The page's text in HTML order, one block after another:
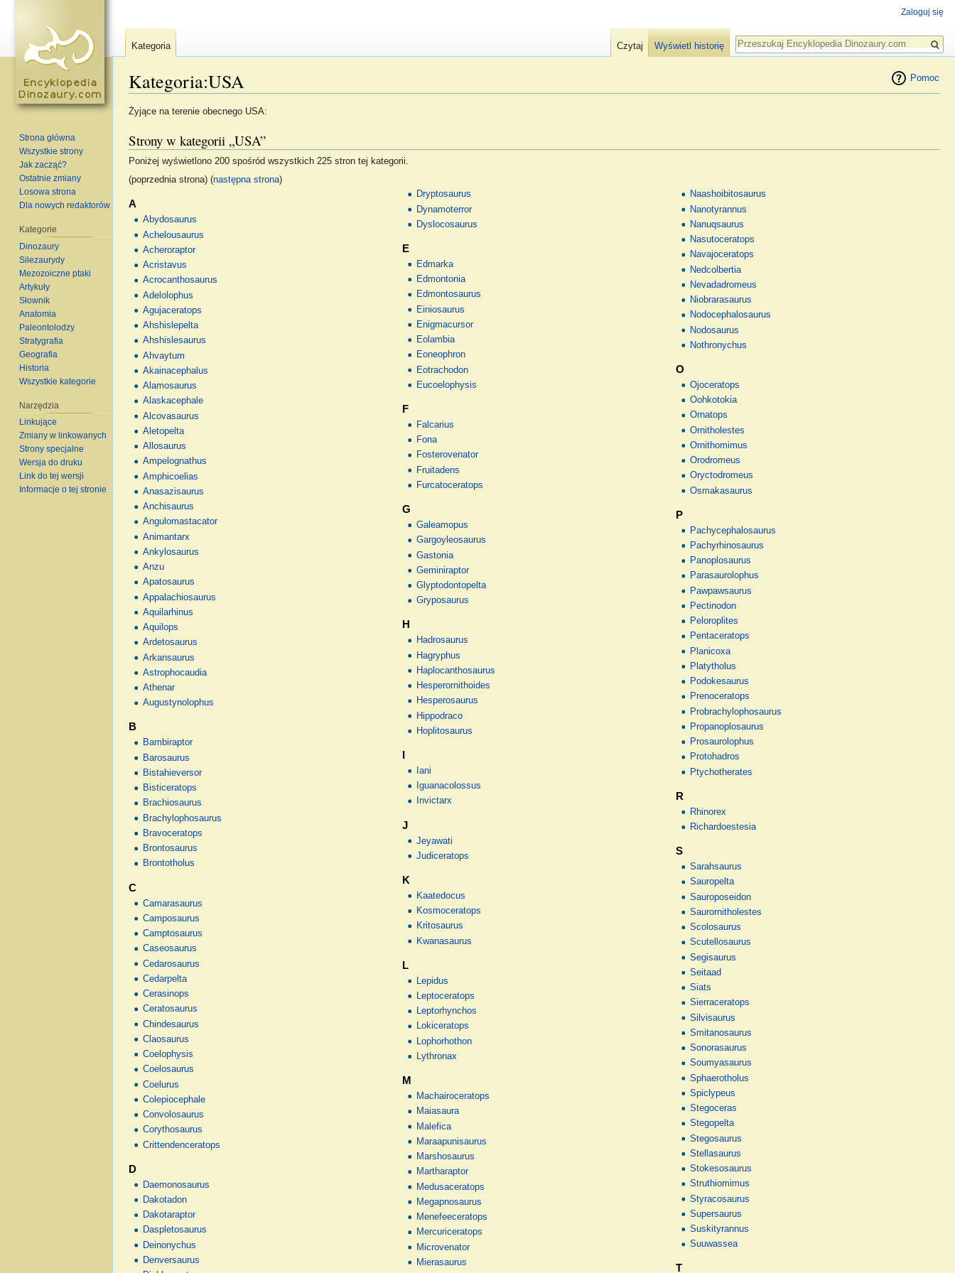
Pomoc
Kategoria:USA
Żyjące na terenie obecnego USA:
Strony w kategorii „USA”
Poniżej wyświetlono 200 spośród wszystkich 225 stron tej kategorii.
(poprzednia strona) (następna strona)
A
Abydosaurus
Achelousaurus
Acheroraptor
Acristavus
Acrocanthosaurus
Adelolophus
Agujaceratops
Ahshislepelta
Ahshislesaurus
Ahvaytum
Akainacephalus
Alamosaurus
Alaskacephale
Alcovasaurus
Aletopelta
Allosaurus
Ampelognathus
Amphicoelias
Anasazisaurus
Anchisaurus
Angulomastacator
Animantarx
Ankylosaurus
Anzu
Apatosaurus
Appalachiosaurus
Aquilarhinus
Aquilops
Ardetosaurus
Arkansaurus
Astrophocaudia
Athenar
Augustynolophus
B
Bambiraptor
Barosaurus
Bistahieversor
Bisticeratops
Brachiosaurus
Brachylophosaurus
Bravoceratops
Brontosaurus
Brontotholus
C
Camarasaurus
Camposaurus
Camptosaurus
Caseosaurus
Cedarosaurus
Cedarpelta
Cerasinops
Ceratosaurus
Chindesaurus
Claosaurus
Coelophysis
Coelosaurus
Coelurus
Colepiocephale
Convolosaurus
Corythosaurus
Crittendenceratops
D
Daemonosaurus
Dakotadon
Dakotaraptor
Daspletosaurus
Deinonychus
Denversaurus
Dryptosaurus
Dynamoterror
Dyslocosaurus
E
Edmarka
Edmontonia
Edmontosaurus
Einiosaurus
Enigmacursor
Eolambia
Eoneophron
Eotrachodon
Eucoelophysis
F
Falcarius
Fona
Fosterovenator
Fruitadens
Furcatoceratops
G
Galeamopus
Gargoyleosaurus
Gastonia
Geminiraptor
Glyptodontopelta
Gryposaurus
H
Hadrosaurus
Hagryphus
Haplocanthosaurus
Hesperornithoides
Hesperosaurus
Hippodraco
Hoplitosaurus
I
Iani
Iguanacolossus
Invictarx
J
Jeyawati
Judiceratops
K
Kaatedocus
Kosmoceratops
Kritosaurus
Kwanasaurus
L
Lepidus
Leptoceratops
Leptorhynchos
Lokiceratops
Lophorhothon
Lythronax
M
Machairoceratops
Maiasaura
Malefica
Maraapunisaurus
Marshosaurus
Martharaptor
Medusaceratops
Megapnosaurus
Menefeeceratops
Mercuriceratops
Microvenator
Mierasaurus
Naashoibitosaurus
Nanotyrannus
Nanuqsaurus
Nasutoceratops
Navajoceratops
Nedcolbertia
Nevadadromeus
Niobrarasaurus
Nodocephalosaurus
Nodosaurus
Nothronychus
O
Ojoceratops
Oohkotokia
Ornatops
Ornitholestes
Ornithomimus
Orodromeus
Oryctodromeus
Osmakasaurus
P
Pachycephalosaurus
Pachyrhinosaurus
Panoplosaurus
Parasaurolophus
Pawpawsaurus
Pectinodon
Peloroplites
Pentaceratops
Planicoxa
Platytholus
Podokesaurus
Prenoceratops
Probrachylophosaurus
Propanoplosaurus
Prosaurolophus
Protohadros
Ptychotherates
R
Rhinorex
Richardoestesia
S
Sarahsaurus
Sauropelta
Sauroposeidon
Saurornitholestes
Scolosaurus
Scutellosaurus
Segisaurus
Seitaad
Siats
Sierraceratops
Silvisaurus
Smitanosaurus
Sonorasaurus
Soumyasaurus
Sphaerotholus
Spiclypeus
Stegoceras
Stegopelta
Stegosaurus
Stellasaurus
Stokesosaurus
Struthiomimus
Styracosaurus
Supersaurus
Suskityrannus
Suuwassea
T
Zaloguj się
Kategoria Czytaj Wyświetl historię
Szukaj
Strona główna
Wszystkie strony
Jak zacząć?
Ostatnie zmiany
Losowa strona
Dla nowych redaktorów
Kategorie
Dinozaury
Silezaurydy
Mezozoiczne ptaki
Artykuły
Słownik
Anatomia
Paleontolodzy
Stratygrafia
Geografia
Historia
Wszystkie kategorie
Narzędzia
Linkujące
Zmiany w linkowanych
Strony specjalne
Wersja do druku
Link do tej wersji
Informacje o tej stronie